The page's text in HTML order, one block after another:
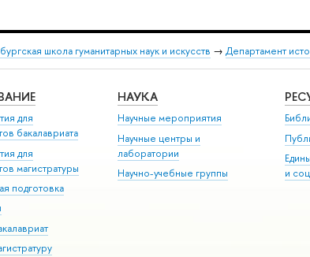
школа гуманитарных наук и искусств → Департамент
для
бакалавриата
для
магистратуры
подготовка
НАУКА
Научные мероприятия
Научные центры и
лаборатории
Научно-учебные группы
и